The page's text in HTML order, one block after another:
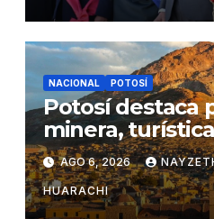
NACIONAL POTOSÍ
Potosí destaca
minera,
AGO 6, 2026
HUARACHI